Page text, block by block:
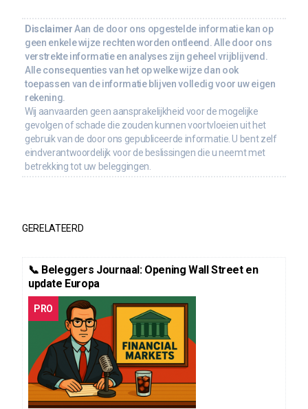
Disclaimer Aan de door ons opgestelde informatie kan op
geen enkele wijze rechten worden ontleend. Alle door ons
verstrekte informatie en analyses zijn geheel vrijblijvend.
Alle consequenties van het op welke wijze dan ook
toepassen van de informatie blijven volledig voor uw eigen
rekening.
Wij aanvaarden geen aansprakelijkheid voor de mogelijke
gevolgen of schade die zouden kunnen voortvloeien uit het
gebruik van de door ons gepubliceerde informatie. U bent zelf
eindverantwoordelijk voor de beslissingen die u neemt met
betrekking tot uw beleggingen.
GERELATEERD
📞 Beleggers Journaal: Opening Wall Street en
update Europa
PRO